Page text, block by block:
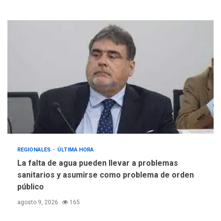
REGIONALES ÚLTIMA HORA
La falta de agua pueden llevar a problemas
sanitarios y asumirse como problema de orden
público
agosto 9, 2026 165